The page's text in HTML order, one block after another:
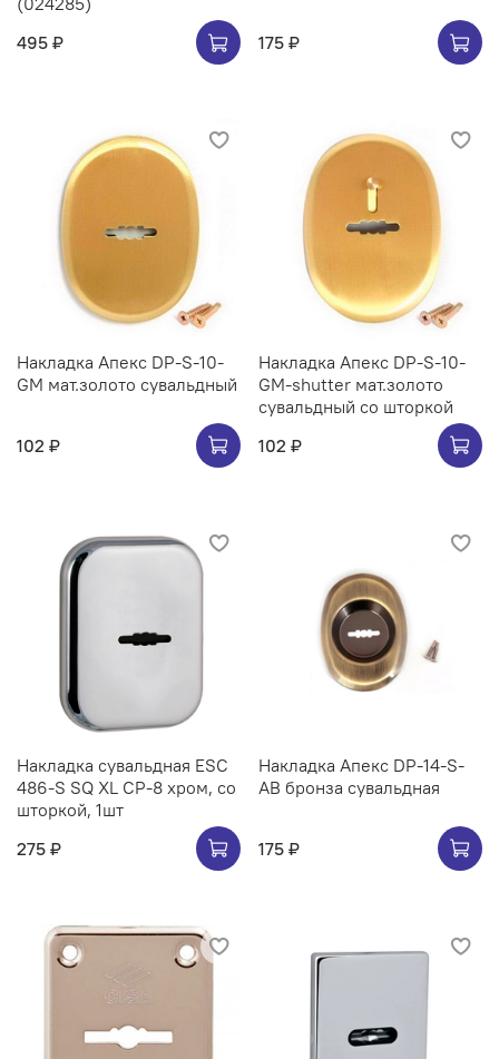
495 ₽
175 ₽
Накладка Апекс DP-S-10-
GM мат.золото сувальдный
102 ₽
Накладка Апекс DP-S-10-
GM-shutter мат.золото
сувальдный со шторкой
102 ₽
Накладка сувальдная ESC
486-S SQ XL CP-8 хром, со
шторкой, 1шт
275 ₽
Накладка Апекс DP-14-S-
AB бронза сувальдная
175 ₽